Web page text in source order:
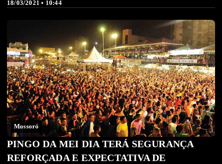
18/03/2021 • 10:44
Mossoró
PINGO DA MEI DIA TERÁ SEGURANÇA
REFORÇADA E EXPECTATIVA DE